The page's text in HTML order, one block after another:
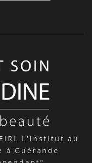
EIRL L'institut au
Guérande